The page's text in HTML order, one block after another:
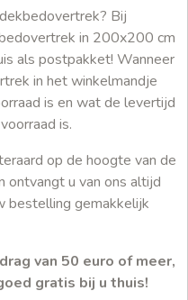
Bij
in 200x200 cm
als postpakket! Wanneer
in het winkelmandje
is en wat de levertijd
is.
op de hoogte van de
ontvangt u van ons altijd
bestelling gemakkelijk
van 50 euro of meer,
gratis bij u thuis!